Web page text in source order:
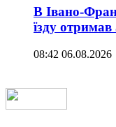
В Івано-
їзду
08:42 06.08.2026